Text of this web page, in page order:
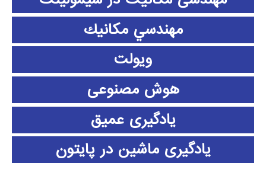
مهندسي مكانيك
ویولت
هوش مصنوعی
یادگیری عمیق
یادگیری ماشین در پایتون